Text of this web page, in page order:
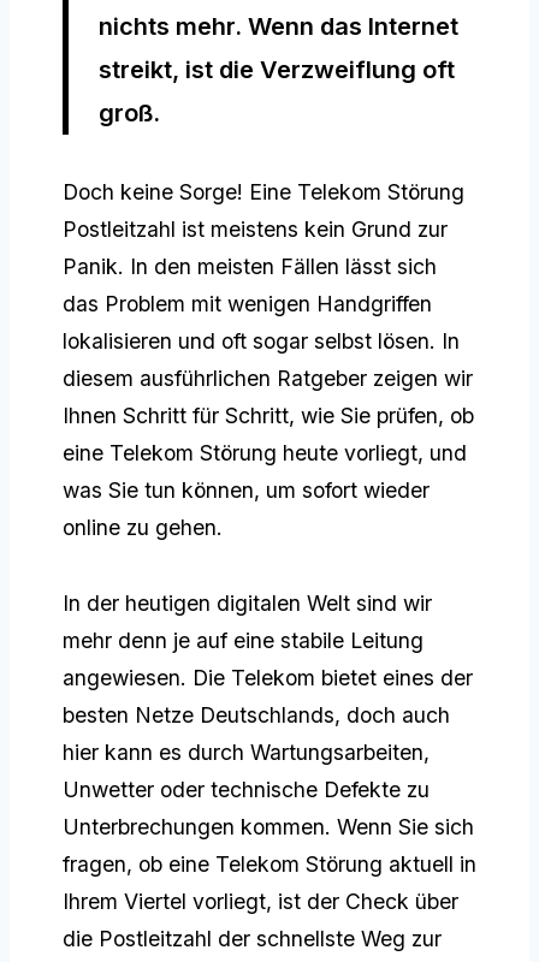
nichts mehr. Wenn das Internet
streikt, ist die Verzweiflung oft
groß.
Doch keine Sorge! Eine Telekom Störung
Postleitzahl ist meistens kein Grund zur
Panik. In den meisten Fällen lässt sich
das Problem mit wenigen Handgriffen
lokalisieren und oft sogar selbst lösen. In
diesem ausführlichen Ratgeber zeigen wir
Ihnen Schritt für Schritt, wie Sie prüfen, ob
eine Telekom Störung heute vorliegt, und
was Sie tun können, um sofort wieder
online zu gehen.
In der heutigen digitalen Welt sind wir
mehr denn je auf eine stabile Leitung
angewiesen. Die Telekom bietet eines der
besten Netze Deutschlands, doch auch
hier kann es durch Wartungsarbeiten,
Unwetter oder technische Defekte zu
Unterbrechungen kommen. Wenn Sie sich
fragen, ob eine Telekom Störung aktuell in
Ihrem Viertel vorliegt, ist der Check über
die Postleitzahl der schnellste Weg zur